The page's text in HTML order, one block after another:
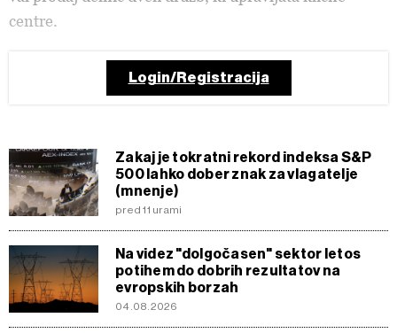
centre.
Login/Registracija
Zakaj je tokratni rekord indeksa S&P
500 lahko dober znak za vlagatelje
(mnenje)
pred 11 urami
Na videz "dolgočasen" sektor letos
potihem do dobrih rezultatov na
evropskih borzah
04.08.2026